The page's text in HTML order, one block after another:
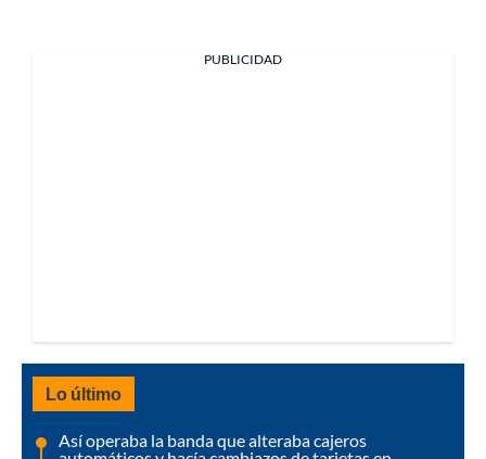
PUBLICIDAD
Lo último
Así operaba la banda que alteraba cajeros